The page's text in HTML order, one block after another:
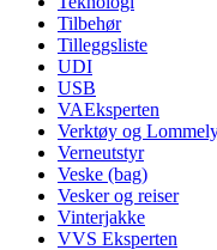
Tilbehør
Tilleggsliste
UDI
USB
VAEksperten
Verktøy og
Verneutstyr
Veske (bag)
Vesker og reiser
Vinterjakke
VVS Eksperten